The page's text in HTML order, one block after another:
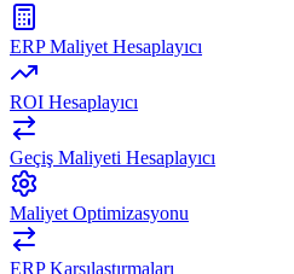
ERP Maliyet Hesaplayıcı
ROI Hesaplayıcı
Geçiş Maliyeti Hesaplayıcı
Maliyet Optimizasyonu
ERP Karşılaştırmaları